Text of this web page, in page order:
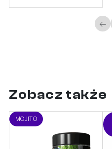
←
Zobacz także
MOJITO